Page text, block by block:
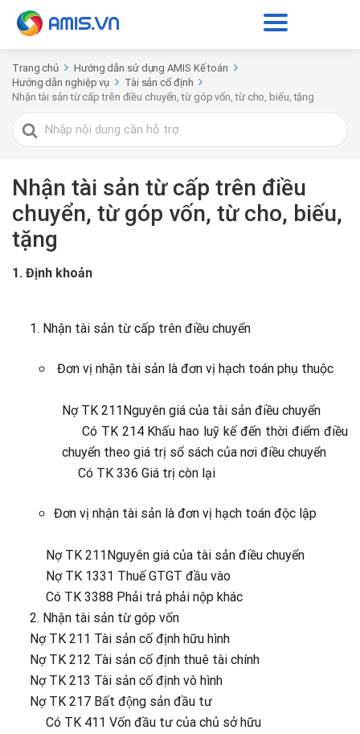
Trang chủ
Hướng dẫn sử dụng AMIS Kế toán
Hướng dẫn nghiệp vụ
Tài sản cố định
Nhận tài sản từ cấp trên điều chuyển, từ góp vốn, từ cho, biếu, tặng
Tìm
kiếm
Nhận tài sản từ cấp trên điều
chuyển, từ góp vốn, từ cho, biếu,
tặng
1. Định khoản
1. Nhận tài sản từ cấp trên điều chuyển
Đơn vị nhận tài sản là đơn vị hạch toán phụ thuộc
Nợ TK 211Nguyên giá của tài sản điều chuyển
Có TK 214 Khấu hao luỹ kế đến thời điểm điều
chuyển theo giá trị sổ sách của nơi điều chuyển
Có TK 336 Giá trị còn lại
Đơn vị nhận tài sản là đơn vị hạch toán độc lập
Nợ TK 211Nguyên giá của tài sản điều chuyển
Nợ TK 1331 Thuế GTGT đầu vào
Có TK 3388 Phải trả phải nộp khác
2. Nhận tài sản từ góp vốn
Nợ TK 211 Tài sản cố định hữu hình
Nợ TK 212 Tài sản cố định thuê tài chính
Nợ TK 213 Tài sản cố định vô hình
Nợ TK 217 Bất động sản đầu tư
Có TK 411 Vốn đầu tư của chủ sở hữu